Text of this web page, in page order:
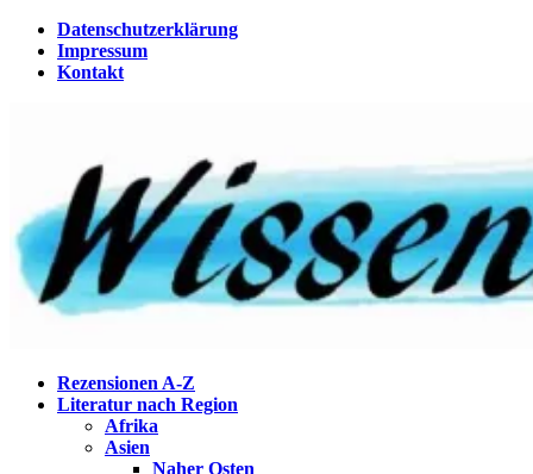
Zum
Inhalt
springen
Datenschutzerklärung
Impressum
Kontakt
Wissenstagebuch
Eine Gabel für die Suppe der Weisheit
Rezensionen A-Z
Literatur nach Region
Afrika
Asien
Naher Osten